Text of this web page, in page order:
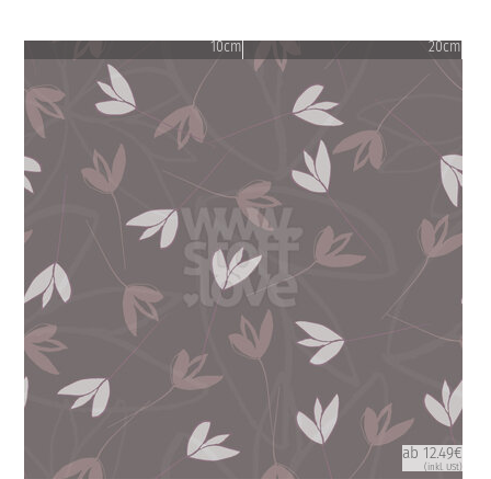
10cm 20cm
ab 12.49€
(inkl. USt)